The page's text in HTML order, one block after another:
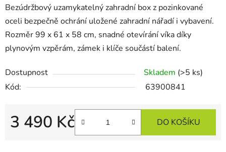
Bezúdržbový uzamykatelný zahradní box z pozinkované
oceli bezpečně ochrání uložené zahradní nářadí i vybavení.
Rozměr 99 x 61 x 58 cm, snadné otevírání víka díky
plynovým vzpěrám, zámek i klíče součástí balení.
Dostupnost Skladem (>5 ks)
Kód:
63900841
3 490 Kč DO KOŠÍKU